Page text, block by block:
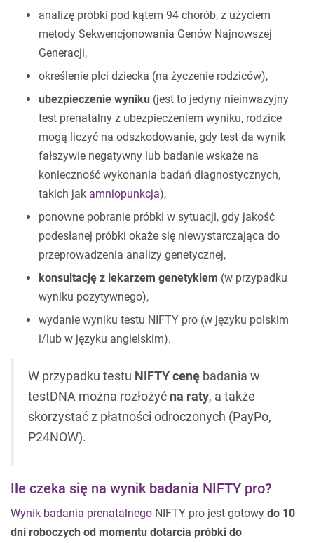
analizę próbki pod kątem 94 chorób, z użyciem
metody Sekwencjonowania Genów Najnowszej
Generacji,
określenie płci dziecka (na życzenie rodziców),
ubezpieczenie wyniku (jest to jedyny nieinwazyjny
test prenatalny z ubezpieczeniem wyniku, rodzice
mogą liczyć na odszkodowanie, gdy test da wynik
fałszywie negatywny lub badanie wskaże na
konieczność wykonania badań diagnostycznych,
takich jak amniopunkcja),
ponowne pobranie próbki w sytuacji, gdy jakość
podesłanej próbki okaże się niewystarczająca do
przeprowadzenia analizy genetycznej,
konsultację z lekarzem genetykiem (w przypadku
wyniku pozytywnego),
wydanie wyniku testu NIFTY pro (w języku polskim
i/lub w języku angielskim).
W przypadku testu NIFTY cenę badania w
testDNA można rozłożyć na raty, a także
skorzystać z płatności odroczonych (PayPo,
P24NOW).
Ile czeka się na wynik badania NIFTY pro?
Wynik badania prenatalnego NIFTY pro jest gotowy do 10
dni roboczych od momentu dotarcia próbki do